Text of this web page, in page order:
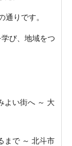
通りです。
び、地域をつ
よい街へ ～ 大
まで ～ 北斗市